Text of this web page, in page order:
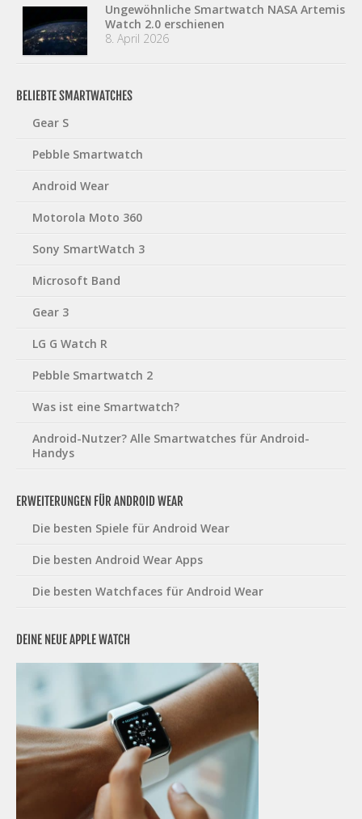
Ungewöhnliche Smartwatch NASA Artemis
Watch 2.0 erschienen
8. April 2026
BELIEBTE SMARTWATCHES
Gear S
Pebble Smartwatch
Android Wear
Motorola Moto 360
Sony SmartWatch 3
Microsoft Band
Gear 3
LG G Watch R
Pebble Smartwatch 2
Was ist eine Smartwatch?
Android-Nutzer? Alle Smartwatches für Android-
Handys
ERWEITERUNGEN FÜR ANDROID WEAR
Die besten Spiele für Android Wear
Die besten Android Wear Apps
Die besten Watchfaces für Android Wear
DEINE NEUE APPLE WATCH